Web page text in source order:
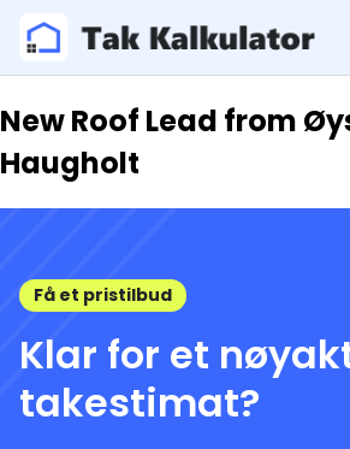
New Roof Lead from
Haugholt
Få et pristilbud
Klar for et
takestimat?